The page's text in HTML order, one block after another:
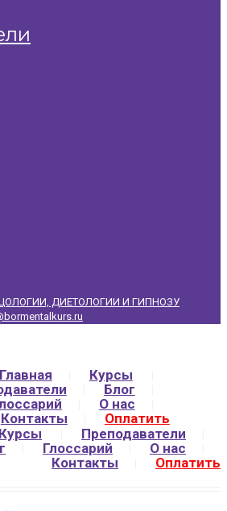
ДИЕТОЛОГИИ И ГИПНОЗУ
Главная
Курсы
Блог
О нас
Контакты
Оплатить
Курсы
Преподаватели
Глоссарий
О нас
Контакты
Оплатить